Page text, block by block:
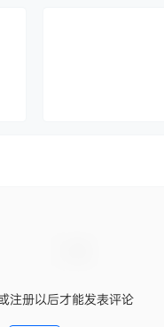
注册以后才能发表评论